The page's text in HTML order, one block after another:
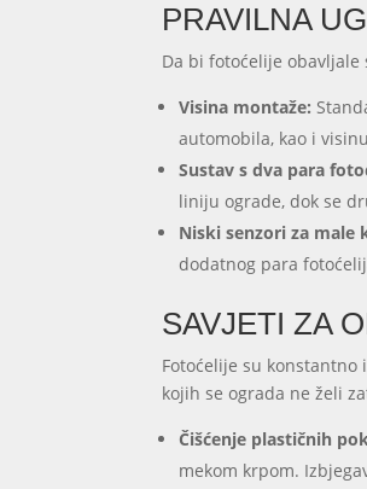
PRAVILNA
Da bi fotoćelije
Visina montaže:
automobila, kao i
Sustav s dva para
liniju ograde, dok se
Niski senzori za male
dodatnog para
SAVJETI ZA
Fotoćelije su
kojih se ograda ne želi
Čišćenje plastičnih
mekom krpom.